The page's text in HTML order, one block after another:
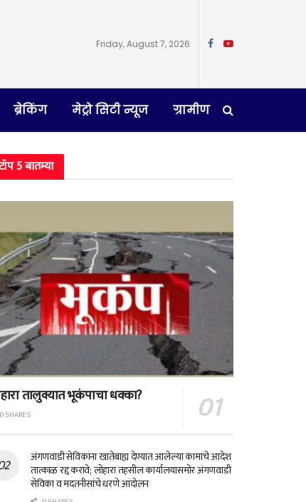
Friday, August 7, 2026
ब्रेकिंग मेट्रो सिटी न्यूज ग्रामीण
5 बातम्या
तालुक्यात भूकंपाचा धक्का?
0 SHARES
अंगणवाडी सेविकांना खातेबाह्य देण्यात आलेल्या कामांचे आदेश
तात्काळ रद्द करावे; लोहारा तहसील कार्यालयासमोर अंगणवाडी
सेविका व मदतनीसांचे धरणे आंदोलन